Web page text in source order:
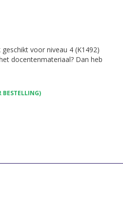
voor niveau 4 (K1492)
docentenmateriaal? Dan heb
BESTELLING)